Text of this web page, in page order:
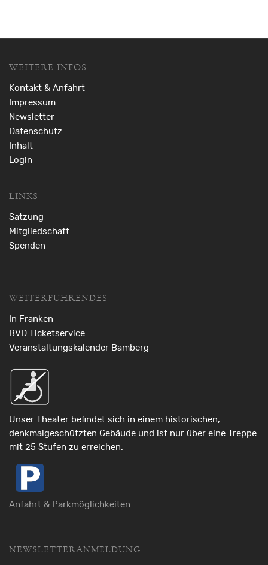
WEITERE INFOS
Kontakt & Anfahrt
Impressum
Newsletter
Datenschutz
Inhalt
Login
LINKS
Satzung
Mitgliedschaft
Spenden
WEITERFÜHRENDES
In Franken
BVD Ticketservice
Veranstaltungskalender Bamberg
Unser Theater befindet sich in einem historischen,
denkmalgeschützten Gebäude und ist nur über eine Treppe
mit 25 Stufen zu erreichen.
Anfahrt & Parkmöglichkeiten
NEWSLETTERANMELDUNG